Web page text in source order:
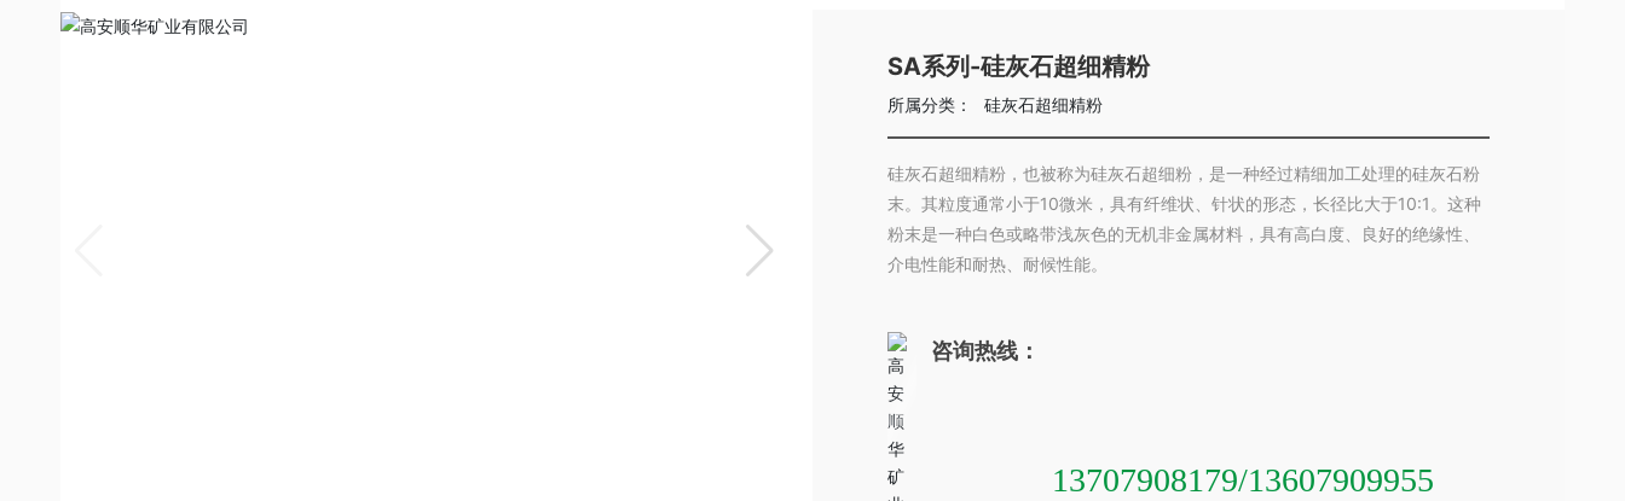
SA系列-硅灰石超细精粉
所属分类： 硅灰石超细精粉
硅灰石超细精粉，也被称为硅灰石超细粉，是一种经过精细加工处理的硅灰石粉
末。其粒度通常小于10微米，具有纤维状、针状的形态，长径比大于10:1。这种
粉末是一种白色或略带浅灰色的无机非金属材料，具有高白度、良好的绝缘性、
介电性能和耐热、耐候性能。
咨询热线：
13707908179/13607909955